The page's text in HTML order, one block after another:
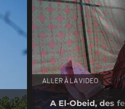
ALLER À LA VIDEO
A El-Obeid, des